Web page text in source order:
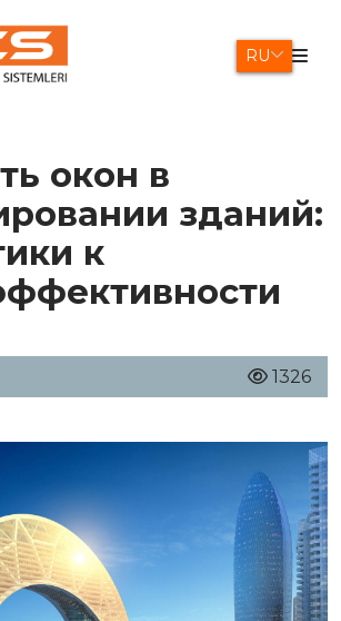
RU
окон в
зданий:
к
1326